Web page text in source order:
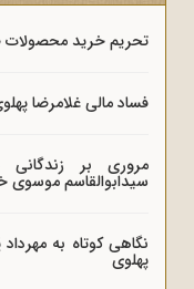
تحریم خرید
فساد مالی غلامرضا
مروری بر زندگانی
سیدابوالقاسم موسوی
نگاهی کوتاه به
پهلوی